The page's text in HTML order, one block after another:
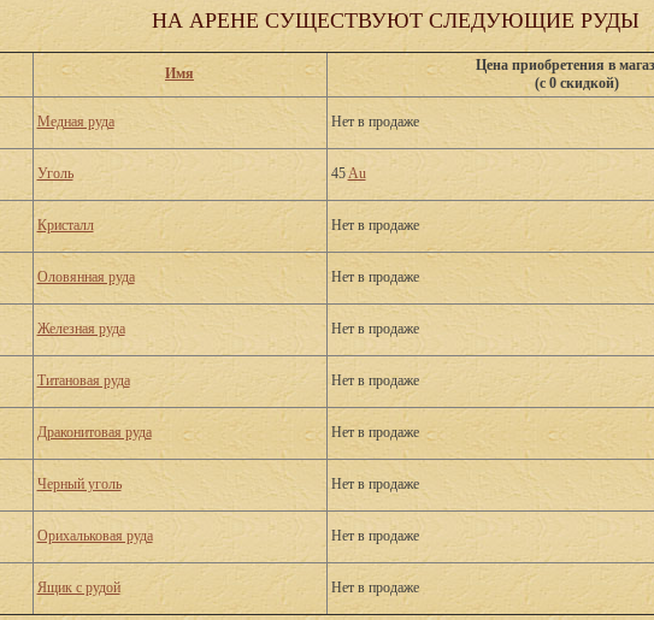
НА АРЕНЕ СУЩЕСТВУЮТ СЛЕДУЮЩИЕ РУДЫ
Имя
Цена приобретения в
(с 0 скидкой)
Медная руда Нет в продаже
Уголь 45Au
Кристалл Нет в продаже
Оловянная руда Нет в продаже
Железная руда Нет в продаже
Титановая руда Нет в продаже
Драконитовая руда Нет в продаже
Черный уголь Нет в продаже
Орихальковая руда Нет в продаже
Ящик с рудой Нет в продаже